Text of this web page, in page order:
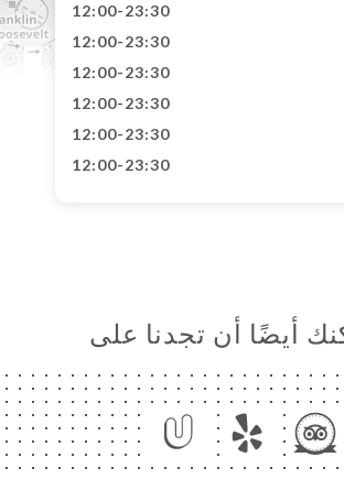
12:00-23:30
12:00-23:30
12:00-23:30
12:00-23:30
12:00-23:30
12:00-23:30
أيضًا أن تجدنا على